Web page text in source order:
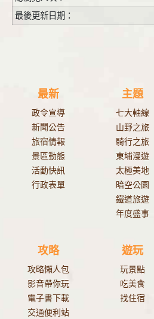
最後更新日期：
最新
政令宣導
新聞公告
旅宿情報
景區動態
活動快訊
行政表單
主題
七大軸線
山野之旅
騎行之旅
東埔漫遊
太極美地
暗空公園
鐵道旅遊
年度盛事
攻略
攻略懶人包
影音帶你玩
電子書下載
交通便利站
遊玩
玩景點
吃美食
找住宿